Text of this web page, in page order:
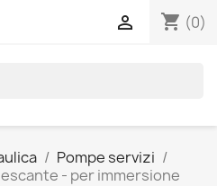
shopping_cart (0)

Pompe servizi
- per immersione